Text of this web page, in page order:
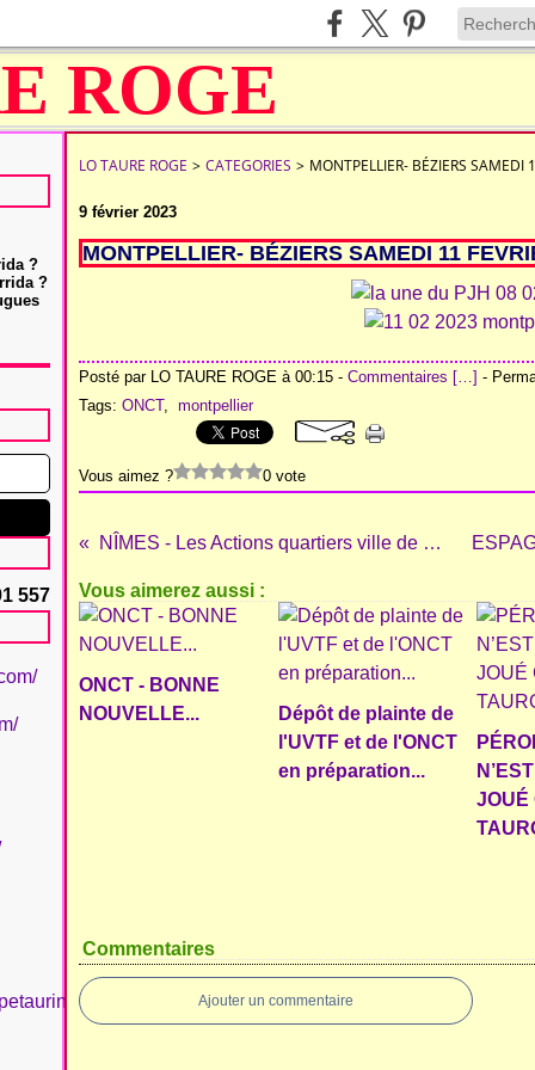
?
?
557
LO TAURE ROGE > CATEGORIES > MONTPELLIER- BÉZIERS SAMEDI
9 février 2023
MONTPELLIER- BÉZIERS SAMEDI 11
Posté par LO TAURE ROGE à 00:15 - Commentaires […] -
Tags: ONCT, montpellier
Vous aimez ? 0 vote
NÎMES - Les Actions quartiers ville de Nîmes / Afap
Vous aimerez aussi :
ONCT - BONNE
NOUVELLE...
Dépôt de plainte de
l'UVTF et de l'ONCT
en préparation...
JOUÉ
Commentaires
Ajouter un commentaire